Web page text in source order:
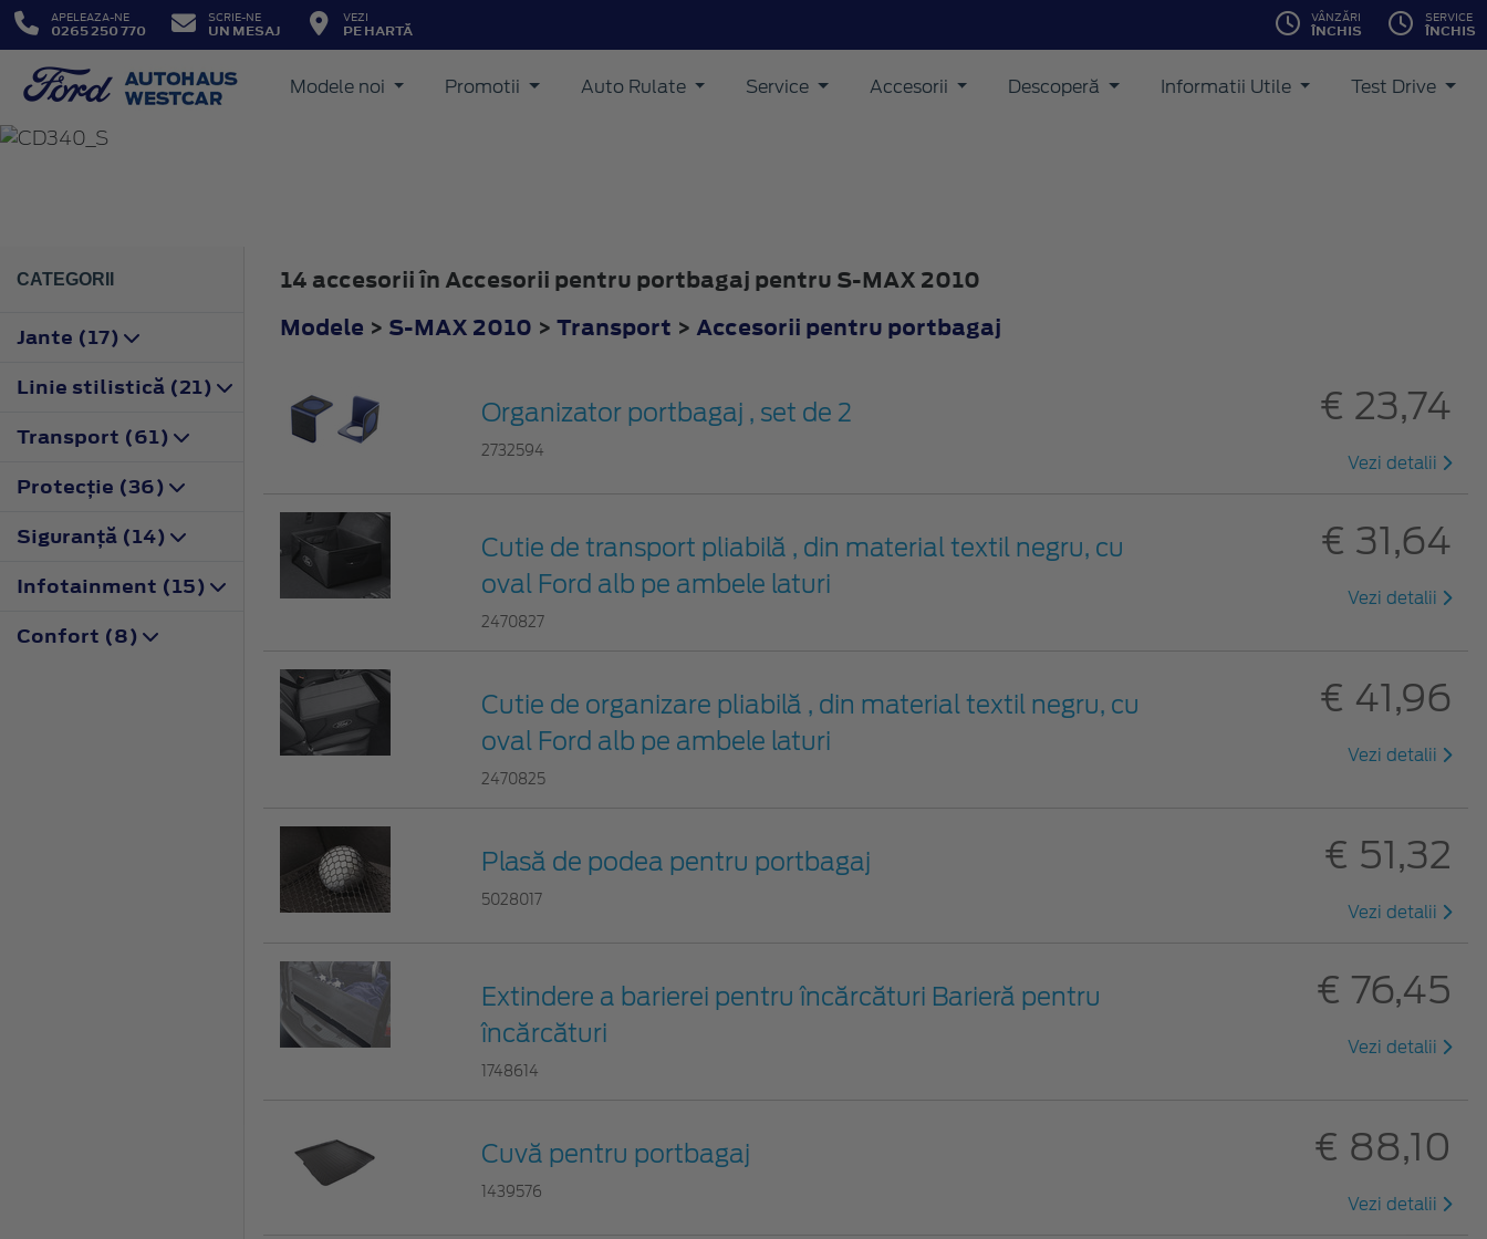
APELEAZA-NE
0265 250 770
SCRIE-NE
UN MESAJ
VEZI
PE HARTĂ
VÂNZĂRI
ÎNCHIS
SERVICE
ÎNCHIS
Modele noi Promotii Auto Rulate Service Accesorii Descoperă Informatii Utile Test Drive
S-MAX
CATEGORII
Jante (17)
Linie stilistică (21)
Transport (61)
Protecţie (36)
Siguranţă (14)
Infotainment (15)
Confort (8)
14 accesorii în Accesorii pentru portbagaj pentru S-MAX 2010
Modele > S-MAX 2010 > Transport > Accesorii pentru portbagaj
Organizator portbagaj , set de 2
2732594
€ 23,74
Vezi detalii
Cutie de transport pliabilă , din material textil negru, cu
oval Ford alb pe ambele laturi
2470827
€ 31,64
Vezi detalii
Cutie de organizare pliabilă , din material textil negru, cu
oval Ford alb pe ambele laturi
2470825
€ 41,96
Vezi detalii
Plasă de podea pentru portbagaj
5028017
€ 51,32
Vezi detalii
Extindere a barierei pentru încărcături Barieră pentru
încărcături
1748614
€ 76,45
Vezi detalii
Cuvă pentru portbagaj
1439576
€ 88,10
Vezi detalii